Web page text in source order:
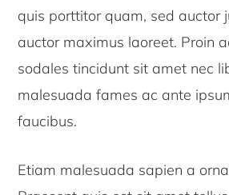
quis porttitor quam, sed auctor
auctor maximus laoreet. Proin
sodales tincidunt sit amet nec
malesuada fames ac ante
faucibus.
Etiam malesuada sapien a